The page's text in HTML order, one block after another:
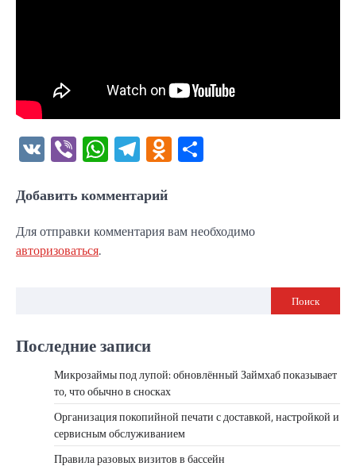
VK ViberWhatsApp
Telegram
Odnoklassniki
Добавить комментарий
Для отправки комментария вам необходимо
авторизоваться.
Поиск
Последние записи
Микрозаймы под лупой: обновлённый Займхаб показывает
то, что обычно в сносках
Организация покопийной печати с доставкой, настройкой и
сервисным обслуживанием
Правила разовых визитов в бассейн